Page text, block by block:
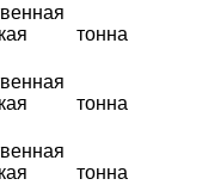
тонна
тонна
тонна